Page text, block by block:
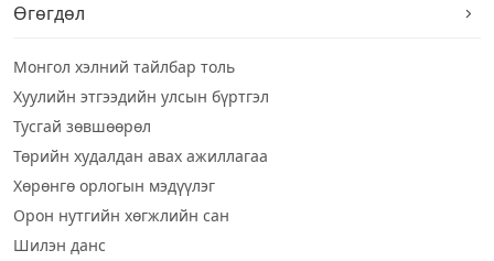
Өгөгдөл
Монгол хэлний тайлбар толь
Хуулийн этгээдийн улсын бүртгэл
Тусгай зөвшөөрөл
Төрийн худалдан авах ажиллагаа
Хөрөнгө орлогын мэдүүлэг
Орон нутгийн хөгжлийн сан
Шилэн данс